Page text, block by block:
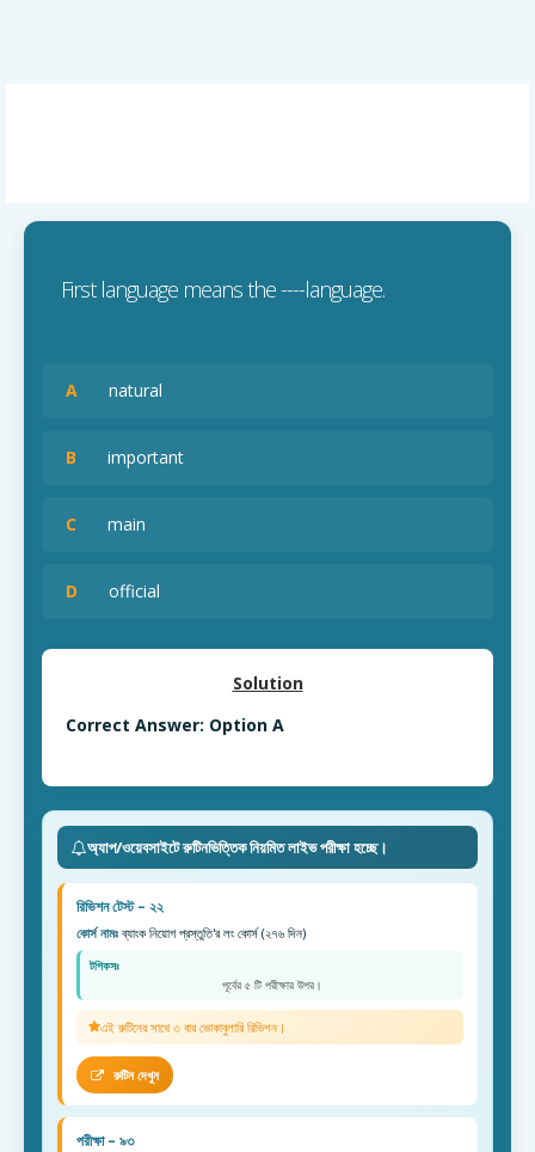
First language means the ----language.
A natural
B important
C main
D official
Solution
Correct Answer: Option A
অ্যাপ/ওয়েবসাইটে রুটিনভিত্তিক নিয়মিত লাইভ পরীক্ষা হচ্ছে।
রিভিশন টেস্ট – ২২
কোর্স নামঃব্যাংক নিয়োগ প্রস্তুতি'র লং কোর্স (২৭৬ দিন)
টপিকসঃ
পূর্বের ৫ টি পরীক্ষার উপর।
এই রুটিনের সাথে ৩ বার ভোকাবুলারি রিভিশন।
রুটিন দেখুন
পরীক্ষা – ৯৩